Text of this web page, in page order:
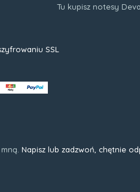
Tu kupisz notesy
SSL
Napisz lub zadzwoń, chętnie